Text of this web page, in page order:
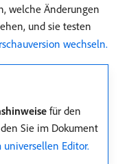
welche Änderungen
und sie testen
wechseln.
für den
Sie im Dokument
Editor.